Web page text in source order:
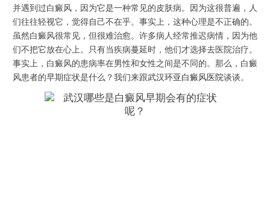
并遇到过白癜风，因为它是一种常见的皮肤病。因为这很普遍，人
们往往轻视它，觉得自己不在乎。事实上，这种心理是不正确的。
虽然白癜风很常见，但很难治愈。许多病人经常推迟病情，因为他
们不把它放在心上。只有当疾病蔓延时，他们才选择去医院治疗。
事实上，白癜风的患病率在男性和女性之间是不同的。那么，白癜
风患者的早期症状是什么？我们来跟武汉环亚白癜风医院谈谈。